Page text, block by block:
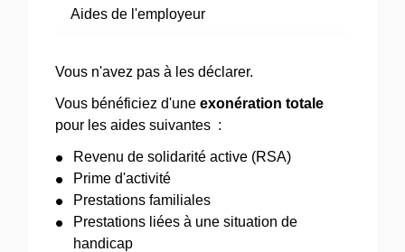
Aides de l'employeur
Vous n'avez pas à les déclarer.
Vous bénéficiez d'uneexonération totale
pour les aides suivantes :
Revenu de solidarité active (RSA)
Prime d'activité
Prestations familiales
Prestations liées à une situation de
handicap